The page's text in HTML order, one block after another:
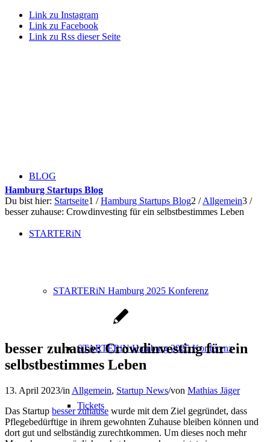
Link zu Instagram
Link zu Facebook
Link zu Rss dieser Seite
BLOG
STARTERiN
STARTERiN Hamburg 2025 Konferenz
STARTERiN Hamburg 2025 Konferenz
Tickets
Hamburg Startups Blog
Du bist hier: Startseite1 / Hamburg Startups Blog2 / Allgemein3 /
besser zuhause: Crowdinvesting für ein selbstbestimmes Leben
besser zuhause: Crowdinvesting für ein
selbstbestimmes Leben
13. April 2023/in Allgemein, Startup News/von Mathias Jäger
Das Startup besser zuhause wurde mit dem Ziel gegründet, dass
Pflegebedürftige in ihrem gewohnten Zuhause bleiben können und
dort gut und selbständig zurechtkommen. Um dieses noch mehr